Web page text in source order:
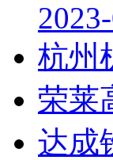
杭州
荣莱
达成